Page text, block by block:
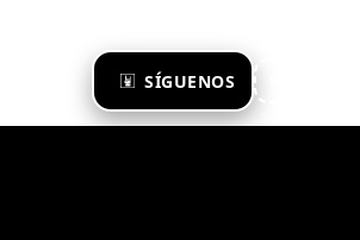
SÍGUENOS